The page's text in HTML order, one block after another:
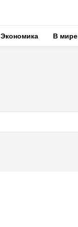
Экономика В мире